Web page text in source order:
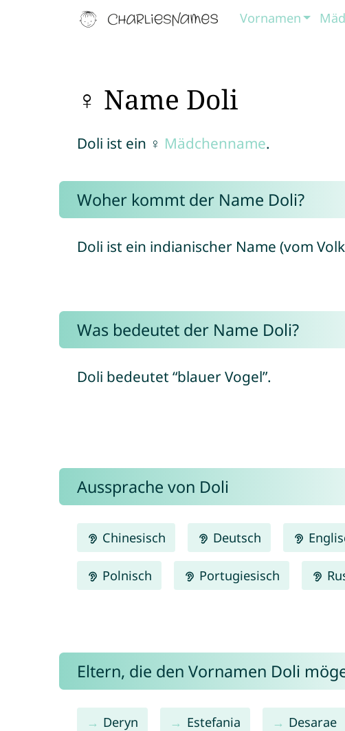
Vornamen
♀ Name Doli
Doli ist ein ♀ Mädchenname.
Woher kommt der Name Doli?
Doli ist ein indianischer Name (vom
Was bedeutet der Name Doli?
Doli bedeutet “blauer Vogel”.
Aussprache von Doli
Chinesisch Deutsch
Polnisch Portugiesisch
Eltern, die den Vornamen Doli
Deryn Estefania Desarae